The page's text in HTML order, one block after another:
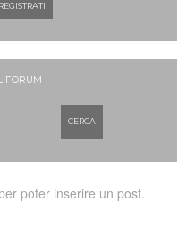
REGISTRATI
FORUM
CERCA
poter inserire un post.